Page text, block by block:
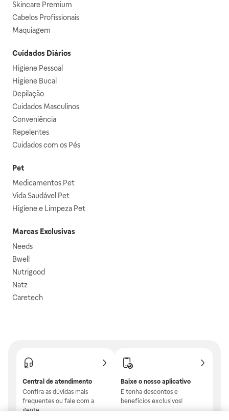
Skincare Premium
Cabelos Profissionais
Maquiagem
Cuidados Diários
Higiene Pessoal
Higiene Bucal
Depilação
Cuidados Masculinos
Conveniência
Repelentes
Cuidados com os Pés
Pet
Medicamentos Pet
Vida Saudável Pet
Higiene e Limpeza Pet
Marcas Exclusivas
Needs
Bwell
Nutrigood
Natz
Caretech
Central de atendimento
Confira as dúvidas mais
frequentes ou fale com a
gente.
Baixe o nosso aplicativo
E tenha descontos e
benefícios exclusivos!